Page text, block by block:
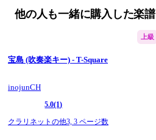
他の人も一緒に購入した楽譜
上級
宝島 (吹奏楽キー) - T-Square
inojunCH
5.0(1)
クラリネットの他3, 3 ページ数